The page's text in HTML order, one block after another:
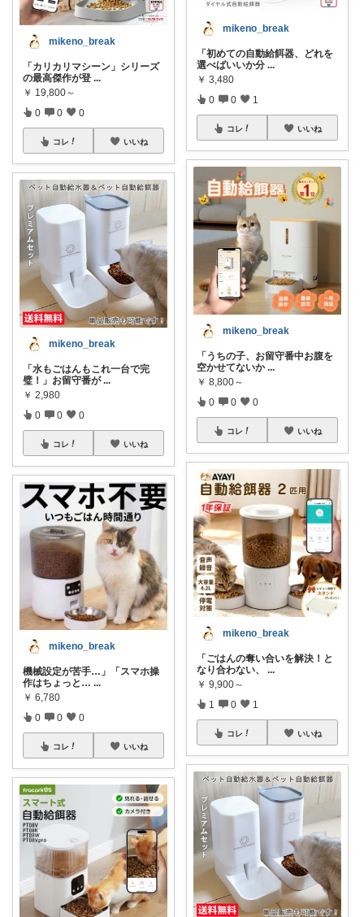
mikeno_break
「カリカリマシーン」シリーズ
の最高傑作が登 ...
￥ 19,800～
0 0 0
コレ いいね
mikeno_break
「水もごはんもこれ一台で完
璧！」お留守番が ...
￥ 2,980
0 0 0
コレ いいね
mikeno_break
機械設定が苦手…」「スマホ操
作はちょっと… ...
￥ 6,780
0 0 0
コレ いいね
mikeno_break
「初めての自動給餌器、どれを
選べばいいか分 ...
￥ 3,480
0 0 1
コレ いいね
mikeno_break
「うちの子、お留守番中お腹を
空かせてないか ...
￥ 8,800～
0 0 0
コレ いいね
mikeno_break
「ごはんの奪い合いを解決！と
なり合わない、
...
￥ 9,900～
1 0 1
コレ いいね